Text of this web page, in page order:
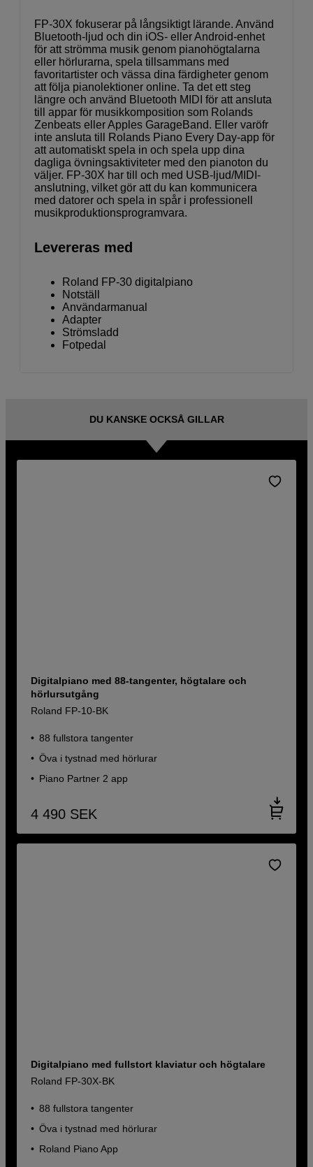
FP-30X fokuserar på långsiktigt lärande. Använd
Bluetooth-ljud och din iOS- eller Android-enhet
för att strömma musik genom pianohögtalarna
eller hörlurarna, spela tillsammans med
favoritartister och vässa dina färdigheter genom
att följa pianolektioner online. Ta det ett steg
längre och använd Bluetooth MIDI för att ansluta
till appar för musikkomposition som Rolands
Zenbeats eller Apples GarageBand. Eller varöfr
inte ansluta till Rolands Piano Every Day-app för
att automatiskt spela in och spela upp dina
dagliga övningsaktiviteter med den pianoton du
väljer. FP-30X har till och med USB-ljud/MIDI-
anslutning, vilket gör att du kan kommunicera
med datorer och spela in spår i professionell
musikproduktionsprogramvara.
Levereras med
Roland FP-30 digitalpiano
Notställ
Användarmanual
Adapter
Strömsladd
Fotpedal
DU KANSKE OCKSÅ GILLAR
Digitalpiano med 88-tangenter, högtalare och
hörlursutgång
Roland FP-10-BK
88 fullstora tangenter
Öva i tystnad med hörlurar
Piano Partner 2 app
4 490 SEK
Digitalpiano med fullstort klaviatur och högtalare
Roland FP-30X-BK
88 fullstora tangenter
Öva i tystnad med hörlurar
Roland Piano App